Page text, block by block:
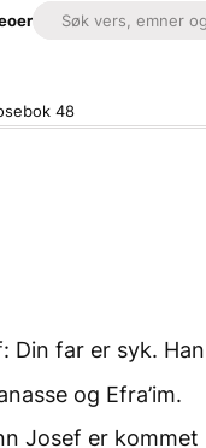
48
Din far er syk. Han
og Efra’im.
Josef er kommet